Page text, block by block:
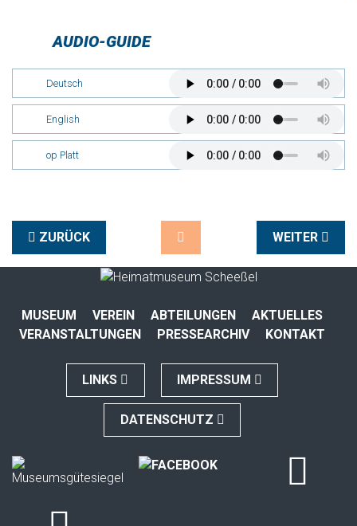
AUDIO-GUIDE
Deutsch
English
op Platt
ZURÜCK WEITER
MUSEUM VEREIN ABTEILUNGEN
AKTUELLES
VERANSTALTUNGEN
PRESSEARCHIV KONTAKT
LINKS IMPRESSUM
DATENSCHUTZ